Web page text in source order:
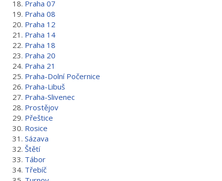
18. Praha 07
19. Praha 08
20. Praha 12
21. Praha 14
22. Praha 18
23. Praha 20
24. Praha 21
25. Praha-Dolní Počernice
26. Praha-Libuš
27. Praha-Slivenec
28. Prostějov
29. Přeštice
30. Rosice
31. Sázava
32. Štětí
33. Tábor
34. Třebíč